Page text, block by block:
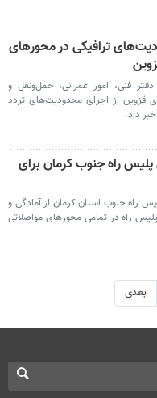
ترافیکی در محورهای
فنی، امور عمرانی، حمل‌ونقل و
قزوین از اجرای محدودیت‌های تردد
داد.
پلیس راه جنوب کرمان برای
راه جنوب استان کرمان از آمادگی و
راه در تمامی محورهای مواصلاتی
بعدی